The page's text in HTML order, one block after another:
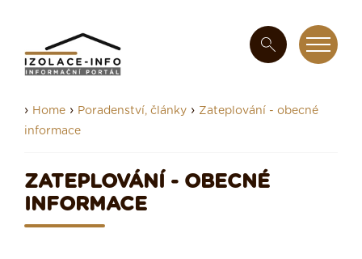
› Home › Poradenství, články › Zateplování - obecné
informace
ZATEPLOVÁNÍ - OBECNÉ
INFORMACE